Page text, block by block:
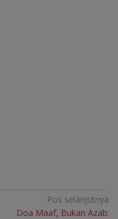
Pos selanjutnya
Doa Maaf, Bukan Azab: